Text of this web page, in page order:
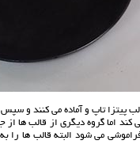
پیتزا تاپ و آماده می کنند و
اما گروه دیگری از قالب ها از
می شود البته قالب ها را